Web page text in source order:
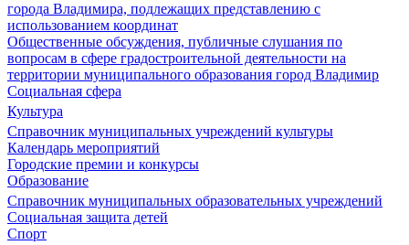
города Владимира, подлежащих представлению с
использованием координат
Общественные обсуждения, публичные слушания по
вопросам в сфере градостроительной деятельности на
территории муниципального образования город Владимир
Социальная сфера
Культура
Справочник муниципальных учреждений культуры
Календарь мероприятий
Городские премии и конкурсы
Образование
Справочник муниципальных образовательных учреждений
Социальная защита детей
Спорт